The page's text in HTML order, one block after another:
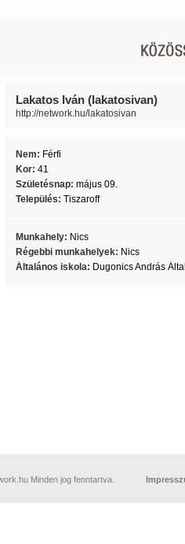
Lakatos Iván (lakatosivan)
http://network.hu/lakatosivan
Nem: Férfi
Kor: 41
Születésnap: május 09.
Település: Tiszaroff
Munkahely: Nics
Régebbi munkahelyek: Nics
Általános iskola: Dugonics András
Minden jog fenntartva.